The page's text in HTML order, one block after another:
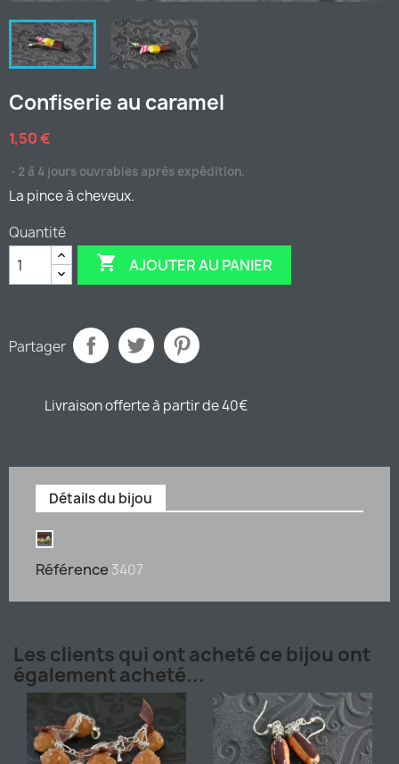
Confiserie au caramel
1,50 €
2 à 4 jours ouvrables après expédition.
La pince à cheveux.
Quantité
 AJOUTER AU PANIER
Partager
Livraison offerte à partir de 40€
Détails du bijou
Référence 3407
Les clients qui ont acheté ce bijou ont
également acheté...